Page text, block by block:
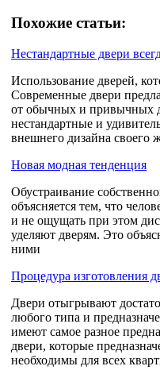
Похожие статьи:
Нестандартные двери
Использование дверей,
Современные двери
от обычных и привычных
нестандартные и
внешнего дизайна
Новая модная тенденция
Обустраивание
объясняется тем, что
и не ощущать при этом
уделяют дверям. Это
ними
Процедура изготовления
Двери отыгрывают
любого типа и
имеют самое разное
двери, которые
необходимы для всех